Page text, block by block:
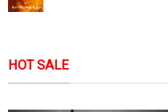
HOT SALE